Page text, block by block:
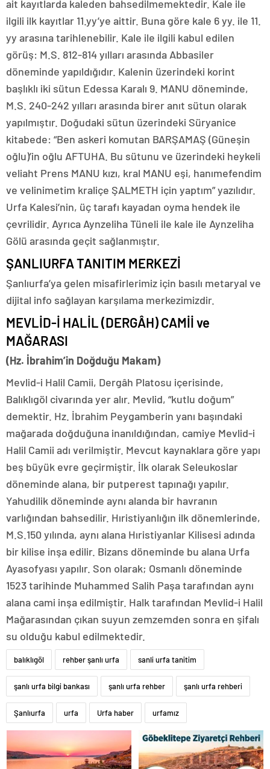
ait kayıtlarda kaleden bahsedilmemektedir. Kale ile
ilgili ilk kayıtlar 11.yy’ye aittir. Buna göre kale 6 yy. ile 11.
yy arasına tarihlenebilir. Kale ile ilgili kabul edilen
görüş: M.S. 812-814 yılları arasında Abbasiler
döneminde yapıldığıdır. Kalenin üzerindeki korint
başlıklı iki sütun Edessa Karalı 9. MANU döneminde,
M.S. 240-242 yılları arasında birer anıt sütun olarak
yapılmıştır. Doğudaki sütun üzerindeki Süryanice
kitabede: “Ben askeri komutan BARŞAMAŞ (Güneşin
oğlu)’in oğlu AFTUHA. Bu sütunu ve üzerindeki heykeli
veliaht Prens MANU kızı, kral MANU eşi, hanımefendim
ve velinimetim kraliçe ŞALMETH için yaptım” yazılıdır.
Urfa Kalesi’nin, üç tarafı kayadan oyma hendek ile
çevrilidir. Ayrıca Aynzeliha Tüneli ile kale ile Aynzeliha
Gölü arasında geçit sağlanmıştır.
ŞANLIURFA TANITIM MERKEZİ
Şanlıurfa’ya gelen misafirlerimiz için basılı metaryal ve
dijital info sağlayan karşılama merkezimizdir.
MEVLİD-İ HALİL (DERGÂH) CAMİİ ve
MAĞARASI
(Hz. İbrahim’in Doğduğu Makam)
Mevlid-i Halil Camii, Dergâh Platosu içerisinde,
Balıklıgöl civarında yer alır. Mevlid, “kutlu doğum”
demektir. Hz. İbrahim Peygamberin yanı başındaki
mağarada doğduğuna inanıldığından, camiye Mevlid-i
Halil Camii adı verilmiştir. Mevcut kaynaklara göre yapı
beş büyük evre geçirmiştir. İlk olarak Seleukoslar
döneminde alana, bir putperest tapınağı yapılır.
Yahudilik döneminde aynı alanda bir havranın
varlığından bahsedilir. Hıristiyanlığın ilk dönemlerinde,
M.S.150 yılında, aynı alana Hıristiyanlar Kilisesi adında
bir kilise inşa edilir. Bizans döneminde bu alana Urfa
Ayasofyası yapılır. Son olarak; Osmanlı döneminde
1523 tarihinde Muhammed Salih Paşa tarafından aynı
alana cami inşa edilmiştir. Halk tarafından Mevlid-i Halil
Mağarasından çıkan suyun zemzemden sonra en şifalı
su olduğu kabul edilmektedir.
balıklıgöl rehber şanlı urfa sanli urfa tanitim
şanlı urfa bilgi bankası şanlı urfa rehber şanlı urfa rehberi
Şanlıurfa urfa Urfa haber urfamız